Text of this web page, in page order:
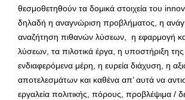
θεσμοθετηθούν τα δομικά στοιχεία του
δηλαδή η αναγνώριση προβλήματος, η
αναζήτηση πιθανών λύσεων, η εφαρμογή
λύσεων, τα πιλοτικά έργα, η υποστήριξη
ενδιαφερόμενα μέρη, η ευρεία διάχυση, η
αποτελεσμάτων και καθένα απ’ αυτά να
εργαλεία πολιτικής, πόρους, προβλέψιμα /